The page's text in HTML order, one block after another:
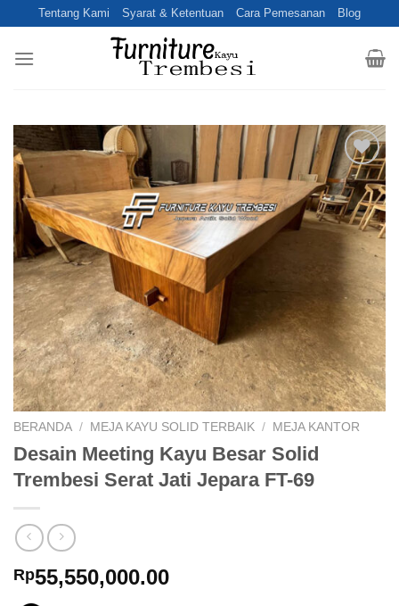
content
Tentang Kami Syarat & Ketentuan Cara Pemesanan Blog
BERANDA / MEJA KAYU SOLID TERBAIK / MEJA KANTOR
Desain Meeting Kayu Besar Solid
Trembesi Serat Jati Jepara FT-69
Rp55,550,000.00